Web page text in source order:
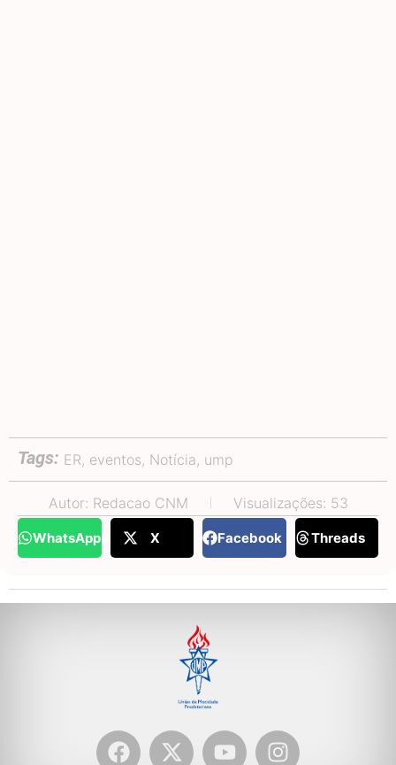
Tags: ER, eventos, Notícia, ump
Autor: Redacao CNM Visualizações: 53
WhatsApp X Facebook Threads